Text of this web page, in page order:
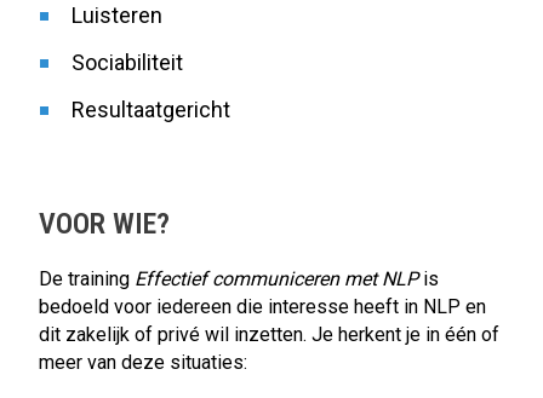
Luisteren
Sociabiliteit
Resultaatgericht
VOOR WIE?
De training Effectief communiceren met NLPis
bedoeld voor iedereen die interesse heeft in NLP en
dit zakelijk of privé wil inzetten. Je herkent je in één of
meer van deze situaties: